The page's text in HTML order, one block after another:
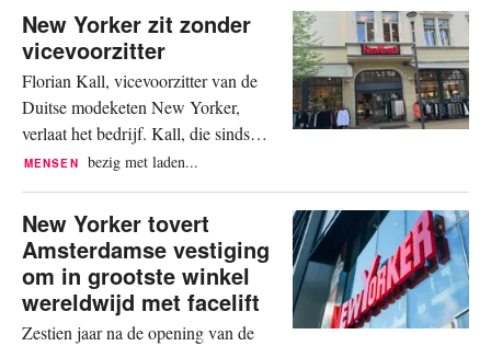
onze eigenaar en algemeen directeur,
die door zijn moedige en visionaire
handelen New Yorker tot een van 's
werelds toonaangevende
modebedrijven heeft gemaakt. De
heer...
New Yorker zit zonder
vicevoorzitter
Florian Kall, vicevoorzitter van de
Duitse modeketen New Yorker,
verlaat het bedrijf. Kall, die sinds
2005 bij het bedrijf werkt en het al
enige tijd samen met oprichter
Friedrich Knapp leidt, kondigt aan
zijn bestaande contract aan het einde
van het jaar te beëindigen, aldus New
Yorker in een verklaring. Tegen deze
achtergrond “reorganiseert...
MENSEN bezig met laden...
New Yorker tovert
Amsterdamse vestiging
om in grootste winkel
wereldwijd met facelift
Zestien jaar na de opening van de